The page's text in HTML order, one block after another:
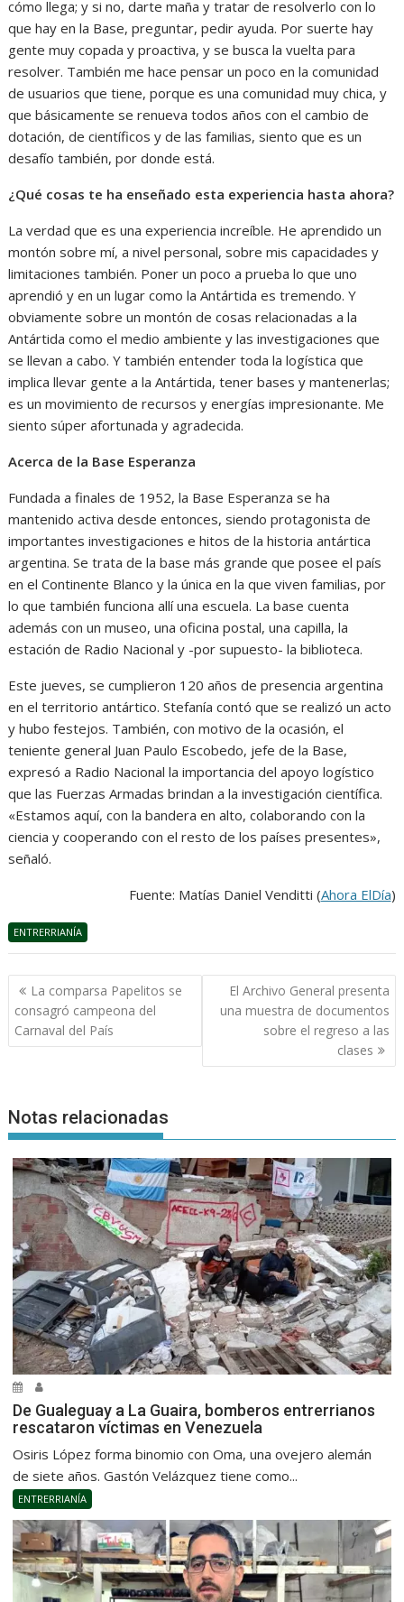
cómo llega; y si no, darte maña y tratar de resolverlo con lo
que hay en la Base, preguntar, pedir ayuda. Por suerte hay
gente muy copada y proactiva, y se busca la vuelta para
resolver. También me hace pensar un poco en la comunidad
de usuarios que tiene, porque es una comunidad muy chica, y
que básicamente se renueva todos años con el cambio de
dotación, de científicos y de las familias, siento que es un
desafío también, por donde está.
¿Qué cosas te ha enseñado esta experiencia hasta ahora?
La verdad que es una experiencia increíble. He aprendido un
montón sobre mí, a nivel personal, sobre mis capacidades y
limitaciones también. Poner un poco a prueba lo que uno
aprendió y en un lugar como la Antártida es tremendo. Y
obviamente sobre un montón de cosas relacionadas a la
Antártida como el medio ambiente y las investigaciones que
se llevan a cabo. Y también entender toda la logística que
implica llevar gente a la Antártida, tener bases y mantenerlas;
es un movimiento de recursos y energías impresionante. Me
siento súper afortunada y agradecida.
Acerca de la Base Esperanza
Fundada a finales de 1952, la Base Esperanza se ha
mantenido activa desde entonces, siendo protagonista de
importantes investigaciones e hitos de la historia antártica
argentina. Se trata de la base más grande que posee el país
en el Continente Blanco y la única en la que viven familias, por
lo que también funciona allí una escuela. La base cuenta
además con un museo, una oficina postal, una capilla, la
estación de Radio Nacional y -por supuesto- la biblioteca.
Este jueves, se cumplieron 120 años de presencia argentina
en el territorio antártico. Stefanía contó que se realizó un acto
y hubo festejos. También, con motivo de la ocasión, el
teniente general Juan Paulo Escobedo, jefe de la Base,
expresó a Radio Nacional la importancia del apoyo logístico
que las Fuerzas Armadas brindan a la investigación científica.
«Estamos aquí, con la bandera en alto, colaborando con la
ciencia y cooperando con el resto de los países presentes»,
señaló.
Fuente: Matías Daniel Venditti (Ahora ElDía)
ENTRERRIANÍA
Navegación
de
entradas
La comparsa Papelitos se
consagró campeona del
Carnaval del País
El Archivo General presenta
una muestra de documentos
sobre el regreso a las
clases
Notas relacionadas
De Gualeguay a La Guaira, bomberos entrerrianos
rescataron víctimas en Venezuela
Osiris López forma binomio con Oma, una ovejero alemán
de siete años. Gastón Velázquez tiene como...
ENTRERRIANÍA